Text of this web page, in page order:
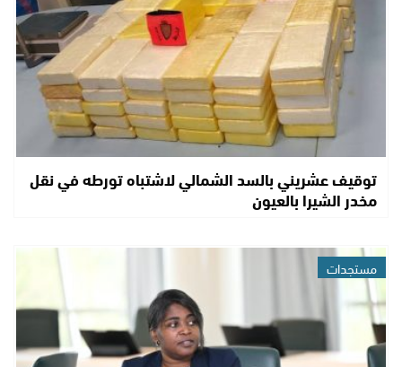
توقيف عشريني بالسد الشمالي لاشتباه تورطه في نقل
مخدر الشيرا بالعيون
مستجدات